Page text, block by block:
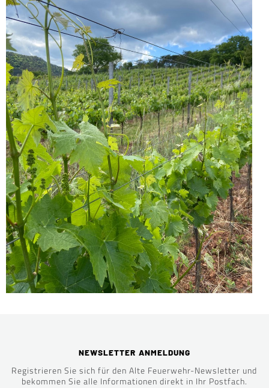
NEWSLETTER ANMELDUNG
Registrieren Sie sich für den Alte Feuerwehr-Newsletter und
bekommen Sie alle Informationen direkt in Ihr Postfach.